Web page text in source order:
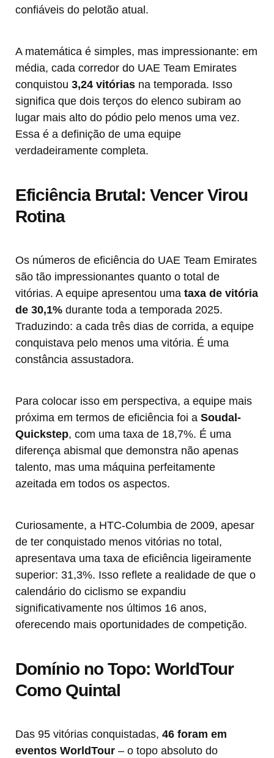
confiáveis do pelotão atual.
A matemática é simples, mas impressionante: em
média, cada corredor do UAE Team Emirates
conquistou 3,24 vitórias na temporada. Isso
significa que dois terços do elenco subiram ao
lugar mais alto do pódio pelo menos uma vez.
Essa é a definição de uma equipe
verdadeiramente completa.
Eficiência Brutal: Vencer Virou
Rotina
Os números de eficiência do UAE Team Emirates
são tão impressionantes quanto o total de
vitórias. A equipe apresentou uma taxa de vitória
de 30,1% durante toda a temporada 2025.
Traduzindo: a cada três dias de corrida, a equipe
conquistava pelo menos uma vitória. É uma
constância assustadora.
Para colocar isso em perspectiva, a equipe mais
próxima em termos de eficiência foi a Soudal-
Quickstep, com uma taxa de 18,7%. É uma
diferença abismal que demonstra não apenas
talento, mas uma máquina perfeitamente
azeitada em todos os aspectos.
Curiosamente, a HTC-Columbia de 2009, apesar
de ter conquistado menos vitórias no total,
apresentava uma taxa de eficiência ligeiramente
superior: 31,3%. Isso reflete a realidade de que o
calendário do ciclismo se expandiu
significativamente nos últimos 16 anos,
oferecendo mais oportunidades de competição.
Domínio no Topo: WorldTour
Como Quintal
Das 95 vitórias conquistadas, 46 foram em
eventos WorldTour – o topo absoluto do